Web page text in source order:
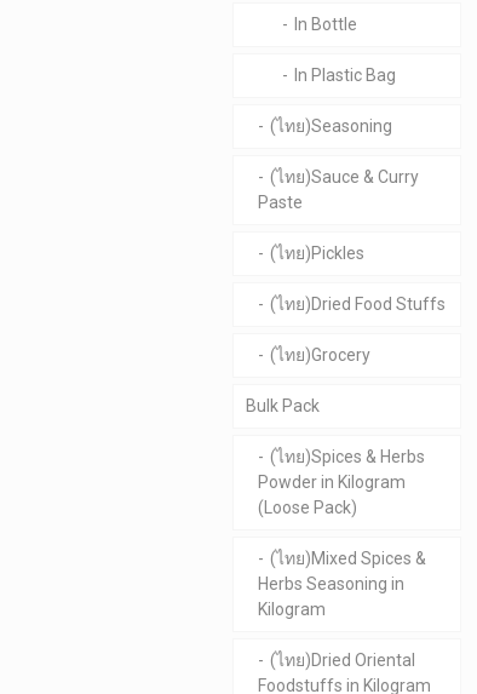
In Bottle
In Plastic Bag
(ไทย)Seasoning
(ไทย)Sauce & Curry
Paste
(ไทย)Pickles
(ไทย)Dried Food Stuffs
(ไทย)Grocery
Bulk Pack
(ไทย)Spices & Herbs
Powder in Kilogram
(Loose Pack)
(ไทย)Mixed Spices &
Herbs Seasoning in
Kilogram
(ไทย)Dried Oriental
Foodstuffs in Kilogram